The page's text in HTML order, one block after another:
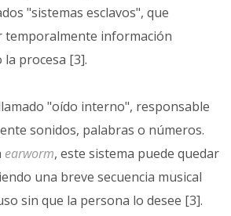
"sistemas esclavos", que
temporalmente información
procesa [3].
"oído interno", responsable
sonidos, palabras o números.
earworm, este sistema puede quedar
una breve secuencia musical
sin que la persona lo desee [3].